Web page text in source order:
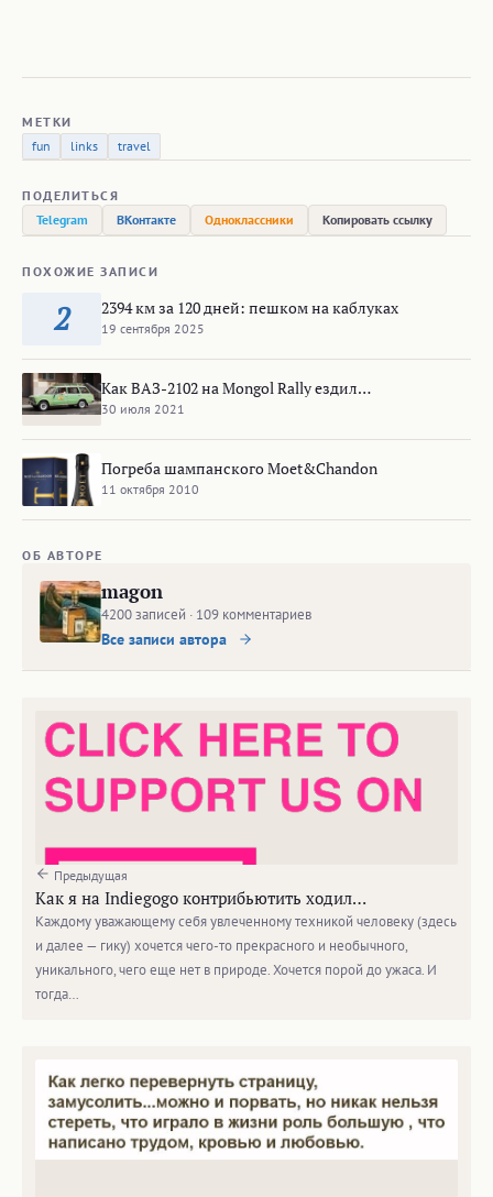
МЕТКИ
fun
links travel
ПОДЕЛИТЬСЯ
Telegram
ВКонтакте Одноклассники Копировать ссылку
ПОХОЖИЕ ЗАПИСИ
2 2394 км за 120 дней: пешком на каблуках
19 сентября 2025
Как ВАЗ-2102 на Mongol Rally ездил…
30 июля 2021
Погреба шампанского Moet&Сhandon
11 октября 2010
ОБ АВТОРЕ
magon
4200 записей · 109 комментариев
Все записи автора
Предыдущая
Как я на Indiegogo контрибьютить ходил…
Каждому уважающему себя увлеченному техникой человеку (здесь
и далее — гику) хочется чего-то прекрасного и необычного,
уникального, чего еще нет в природе. Хочется порой до ужаса. И
тогда…